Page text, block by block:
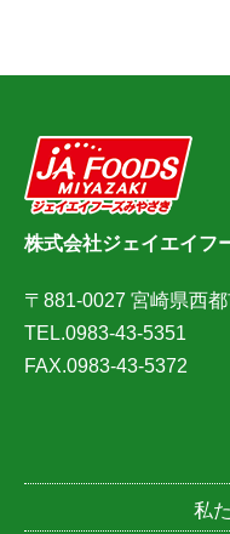
株式会社ジェイエイフ
〒881-0027 宮崎県西
TEL.0983-43-5351
FAX.0983-43-5372
私